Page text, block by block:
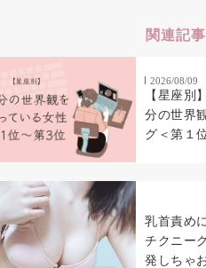
関連記事
2026/08/09
【星座別
分の世界
グ＜第１
乳首責め
チクニー
発しちゃ